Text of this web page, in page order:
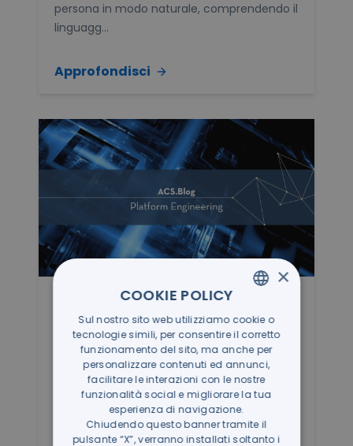
persona in modo naturale, comprendendo il
linguagg...
Approfondisci
IaaS: cos’è e come funziona
l’Infrastructure as a Service per
le aziende
Il termine IaaS indica un modello in cui le
risorse infrastrutturali vengono fornite via
Internet da un provider specializzat...
ITALIAN
GERMAN
×
COOKIE POLICY
Sul nostro sito web utilizziamo cookie o
tecnologie simili, per consentire il corretto
funzionamento del sito, ma anche per
personalizzare contenuti ed annunci,
facilitare le interazioni con le nostre
funzionalità social e migliorare la tua
esperienza di navigazione.
Chiudendo questo banner tramite il
pulsante “X”, verranno installati soltanto i